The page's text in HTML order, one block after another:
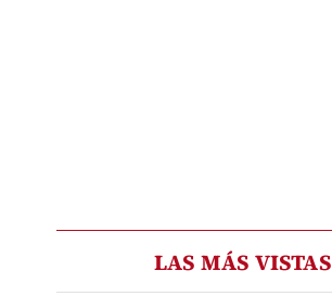
LAS MÁS VISTAS